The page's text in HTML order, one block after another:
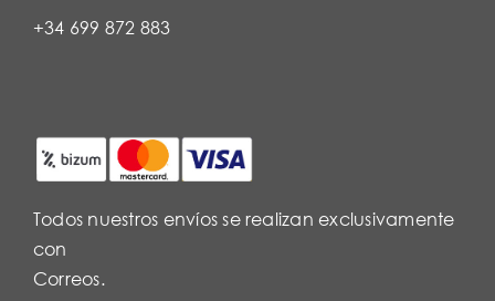
+34 699 872 883
Todos nuestros envíos se realizan exclusivamente
con
Correos.